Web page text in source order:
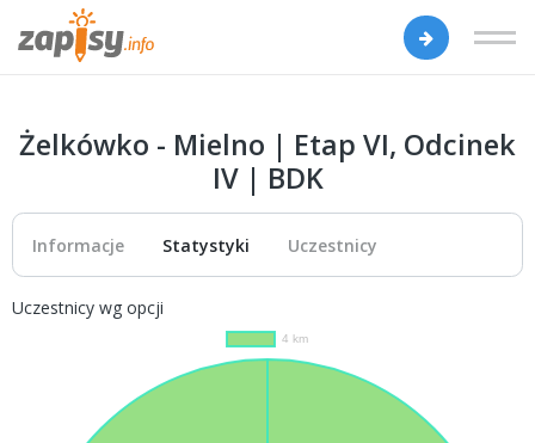
Żelkówko - Mielno | Etap VI, Odcinek
IV | BDK
Informacje Statystyki Uczestnicy
Uczestnicy wg opcji